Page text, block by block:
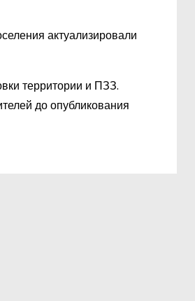
актуализировали
территории и ПЗЗ.
до опубликования